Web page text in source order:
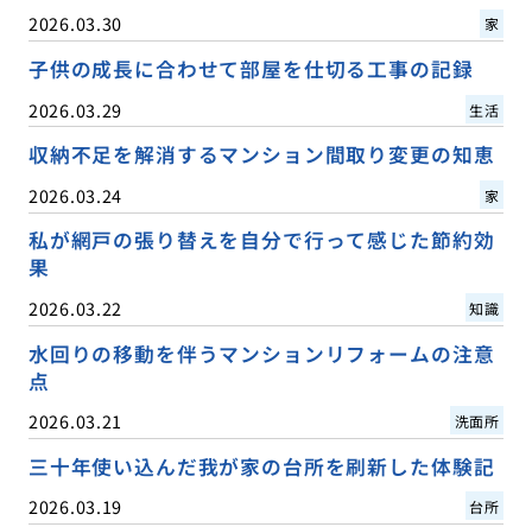
2026.03.30 家
子供の成長に合わせて部屋を仕切る工事の記録
2026.03.29 生活
収納不足を解消するマンション間取り変更の知恵
2026.03.24 家
私が網戸の張り替えを自分で行って感じた節約効
果
2026.03.22 知識
水回りの移動を伴うマンションリフォームの注意
点
2026.03.21 洗面所
三十年使い込んだ我が家の台所を刷新した体験記
2026.03.19 台所